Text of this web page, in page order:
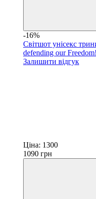
-16%
Світшот унісекс
defending our Freedom!
Залишити відгук
Ціна: 1300
1090 грн